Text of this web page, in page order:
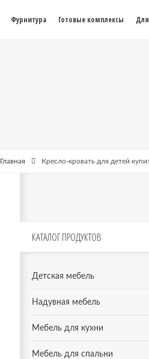
Фурнитура Готовые комплексы
Главная Кресло-кровать для детей
КАТАЛОГПРОДУКТОВ
Детская мебель
Надувная мебель
Мебель для кухни
Мебель для спальни